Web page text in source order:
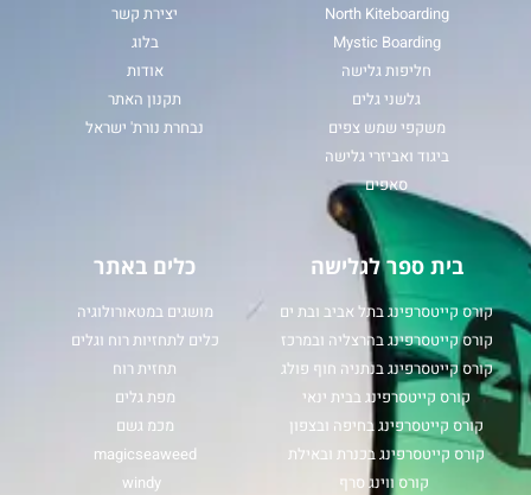
North Kiteboarding
Mystic Boarding
חליפות גלישה
גלשני גלים
משקפי שמש צפים
ביגוד ואביזרי גלישה
סאפים
יצירת קשר
בלוג
אודות
תקנון האתר
נבחרת נורת' ישראל
בית ספר לגלישה
קורס קייטסרפינג בתל אביב ובת ים
קורס קייטסרפינג בהרצליה ובמרכז
קורס קייטסרפינג בנתניה חוף פולג
קורס קייטסרפינג בבית ינאי
קורס קייטסרפינג בחיפה ובצפון
קורס קייטסרפינג בכנרת ובאילת
קורס ווינג סרף
כלים באתר
מושגים במטאורולוגיה
כלים לתחזיות רוח וגלים
תחזית רוח
מפת גלים
מכמ גשם
magicseaweed
windy